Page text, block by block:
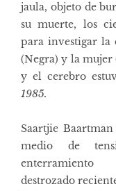
jaula, objeto de
su muerte, los
para investigar la
(Negra) y la mujer
y el cerebro
1985.
Saartjie
medio de
destrozado